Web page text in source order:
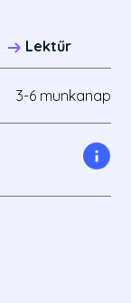
Lektűr
3-6 munkanap